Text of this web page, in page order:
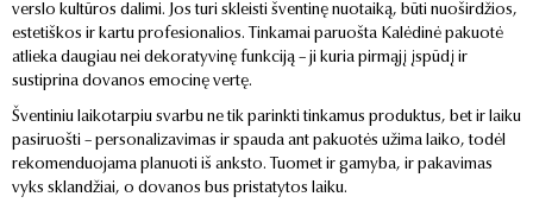
verslo kultūros dalimi. Jos turi skleisti šventinę nuotaiką, būti nuoširdžios,
estetiškos ir kartu profesionalios. Tinkamai paruošta Kalėdinė pakuotė
atlieka daugiau nei dekoratyvinę funkciją – ji kuria pirmąjį įspūdį ir
sustiprina dovanos emocinę vertę.
Šventiniu laikotarpiu svarbu ne tik parinkti tinkamus produktus, bet ir laiku
pasiruošti – personalizavimas ir spauda ant pakuotės užima laiko, todėl
rekomenduojama planuoti iš anksto. Tuomet ir gamyba, ir pakavimas
vyks sklandžiai, o dovanos bus pristatytos laiku.